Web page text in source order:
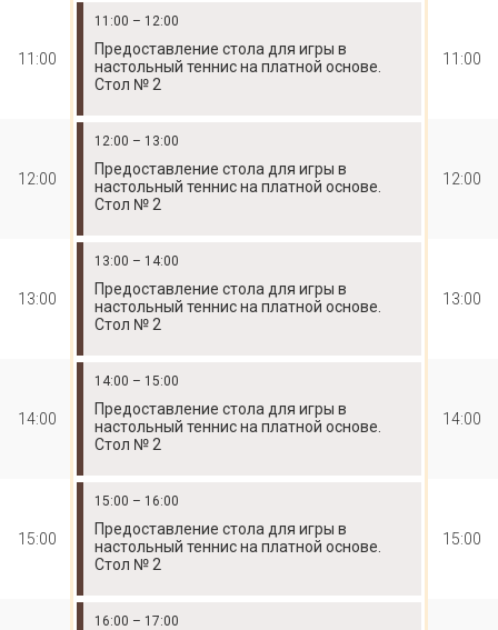
11:00
11:00 – 12:00
Предоставление стола для игры в
настольный теннис на платной основе.
Стол № 2
11:00
12:00
12:00 – 13:00
Предоставление стола для игры в
настольный теннис на платной основе.
Стол № 2
12:00
13:00
13:00 – 14:00
Предоставление стола для игры в
настольный теннис на платной основе.
Стол № 2
13:00
14:00
14:00 – 15:00
Предоставление стола для игры в
настольный теннис на платной основе.
Стол № 2
14:00
15:00
15:00 – 16:00
Предоставление стола для игры в
настольный теннис на платной основе.
Стол № 2
15:00
16:00 – 17:00